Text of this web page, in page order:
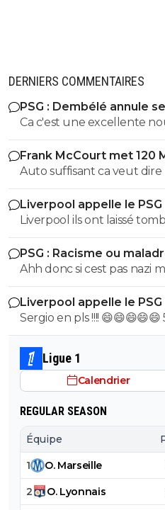
DERNIERS COMMENTAIRES
PSG : Dembélé annule
Ca c'est une excellente
Frank McCourt met 120
Auto suffisant ca veut
savoir vendre tes
pouvoir justement t'auto
etre ambitieux garder les
caillasse quitte a se
mais mac court na pas les
racheter nantes ou nice
Liverpool appelle le
Liverpool ils ont laissé
PSG : Racisme ou
Ahh donc si cest pas nazi
Liverpool appelle le
Sergio en pls !!!! 😄😄😄😄😄
Ligue 1
Calendrier
REGULAR SEASON
Équipe
1 O. Marseille
2 O. Lyonnais